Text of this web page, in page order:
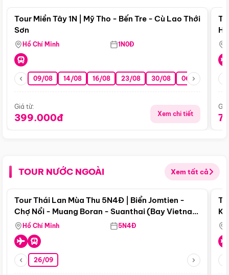
Tour Miền Tây 1N | Mỹ Tho - Bến Tre - Cù Lao Thới
Sơn
Hồ Chí Minh 1N0Đ
09/08 14/08 16/08 23/08 30/08 06/09 13/09
Giá từ:
399.000đ Xem chi tiết
TOUR NƯỚC NGOÀI Xem tất cả
Điểm nổi bật
Tour Thái Lan Mùa Thu 5N4Đ | Biển Jomtien -
Chợ Nổi - Muang Boran - Suanthai (Bay Vietnam
Airlines)
Hồ Chí Minh 5N4Đ
26/09